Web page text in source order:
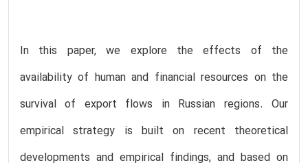
In this paper, we explore the effects of the
availability of human and financial resources on the
survival of export flows in Russian regions. Our
empirical strategy is built on recent theoretical
developments and empirical findings, and based on